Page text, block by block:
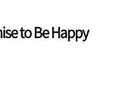
to Be Happy